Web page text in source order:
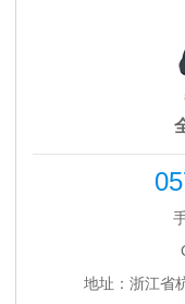
地址：浙江省